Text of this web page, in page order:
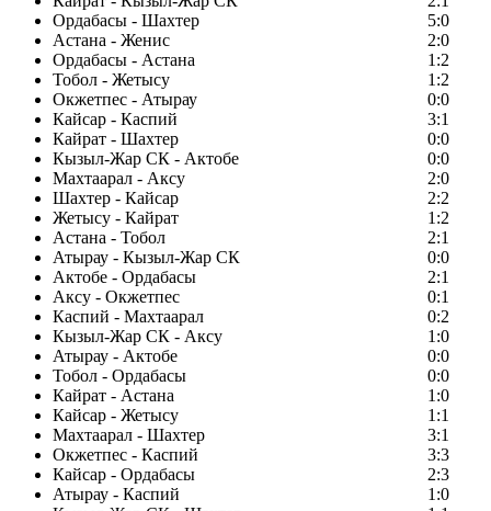
Ордабасы - Шахтер
5:0
Астана - Женис
2:0
Ордабасы - Астана
1:2
Тобол - Жетысу
1:2
Окжетпес - Атырау
0:0
Кайсар - Каспий
3:1
Кайрат - Шахтер
0:0
Кызыл-Жар СК - Актобе
0:0
Махтаарал - Аксу
2:0
Шахтер - Кайсар
2:2
Жетысу - Кайрат
1:2
Астана - Тобол
2:1
Атырау - Кызыл-Жар СК
0:0
Актобе - Ордабасы
2:1
Аксу - Окжетпес
0:1
Каспий - Махтаарал
0:2
Кызыл-Жар СК - Аксу
1:0
Атырау - Актобе
0:0
Тобол - Ордабасы
0:0
Кайрат - Астана
1:0
Кайсар - Жетысу
1:1
Махтаарал - Шахтер
3:1
Окжетпес - Каспий
3:3
Кайсар - Ордабасы
2:3
Атырау - Каспий
1:0